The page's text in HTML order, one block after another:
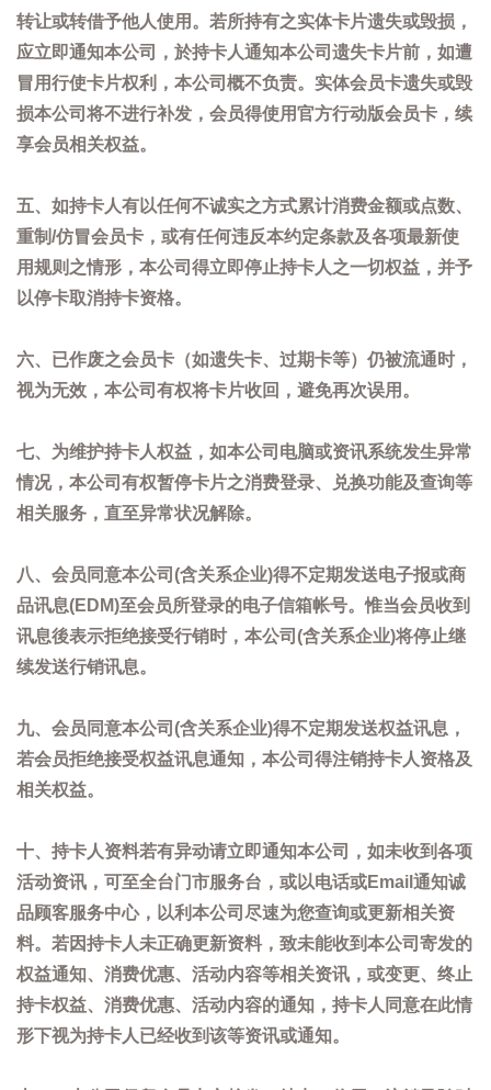
转让或转借予他人使用。若所持有之实体卡片遗失或毁损，
应立即通知本公司，於持卡人通知本公司遗失卡片前，如遭
冒用行使卡片权利，本公司概不负责。实体会员卡遗失或毁
损本公司将不进行补发，会员得使用官方行动版会员卡，续
享会员相关权益。
五、如持卡人有以任何不诚实之方式累计消费金额或点数、
重制/仿冒会员卡，或有任何违反本约定条款及各项最新使
用规则之情形，本公司得立即停止持卡人之一切权益，并予
以停卡取消持卡资格。
六、已作废之会员卡（如遗失卡、过期卡等）仍被流通时，
视为无效，本公司有权将卡片收回，避免再次误用。
七、为维护持卡人权益，如本公司电脑或资讯系统发生异常
情况，本公司有权暂停卡片之消费登录、兑换功能及查询等
相关服务，直至异常状况解除。
八、会员同意本公司(含关系企业)得不定期发送电子报或商
品讯息(EDM)至会员所登录的电子信箱帐号。惟当会员收到
讯息後表示拒绝接受行销时，本公司(含关系企业)将停止继
续发送行销讯息。
九、会员同意本公司(含关系企业)得不定期发送权益讯息，
若会员拒绝接受权益讯息通知，本公司得注销持卡人资格及
相关权益。
十、持卡人资料若有异动请立即通知本公司，如未收到各项
活动资讯，可至全台门市服务台，或以电话或Email通知诚
品顾客服务中心，以利本公司尽速为您查询或更新相关资
料。若因持卡人未正确更新资料，致未能收到本公司寄发的
权益通知、消费优惠、活动内容等相关资讯，或变更、终止
持卡权益、消费优惠、活动内容的通知，持卡人同意在此情
形下视为持卡人已经收到该等资讯或通知。